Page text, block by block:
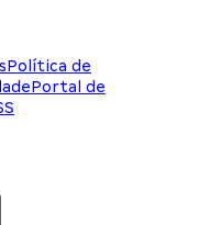
Política de
Portal de